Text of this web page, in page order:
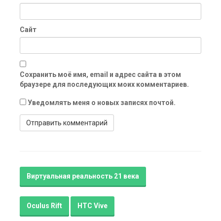
Сайт
Сохранить моё имя, email и адрес сайта в этом
браузере для последующих моих комментариев.
Уведомлять меня о новых записях почтой.
Виртуальная реальность 21 века
Oculus Rift HTC Vive